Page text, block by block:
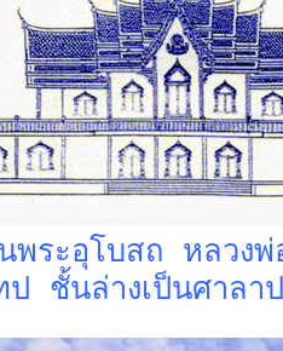
พระอุโบสถ หลวงพ่
ชั้นล่างเป็นศาลา